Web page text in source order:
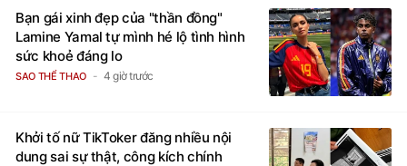
Bạn gái xinh đẹp của "thần đồng"
Lamine Yamal tự mình hé lộ tình hình
sức khoẻ đáng lo
SAO THỂ THAO 4 giờ trước
Khởi tố nữ TikToker đăng nhiều nội
dung sai sự thật, công kích chính